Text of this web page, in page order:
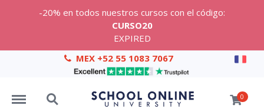
-20% en todos nuestros cursos con el código:
CURSO20
EXPIRED
MEX +52 55 1083 7067
Menu Search 0